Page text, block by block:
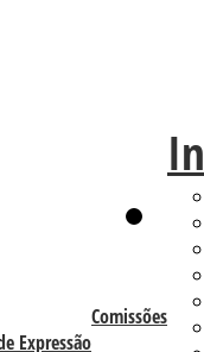
Comissões
Expressão